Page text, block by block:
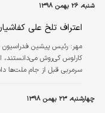
شنبه، ۲۶ بهمن ۱۳۹۸
اعتراف تلخ علی
مهر: رئیس پیشین فدراسیون
کارلوس کی‌روش می‌دانستند،
سرمربی قبل از جام ملت‌ها
چهارشنبه، ۲۳ بهمن ۱۳۹۸